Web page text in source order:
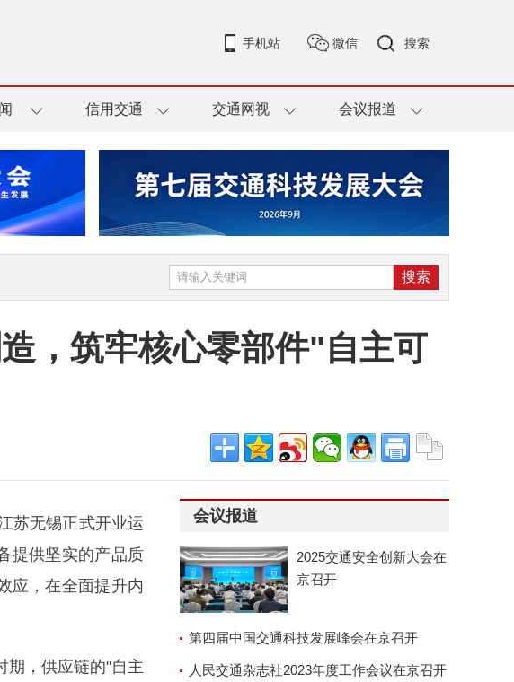
手机站 微信 搜索
信用交通 交通网视 会议报道
，筑牢核心零部件"自主可
苏无锡正式开业运
提供坚实的产品质
应，在全面提升内
，供应链的"自主
会议报道
2025交通安全创新大会在
京召开
第四届中国交通科技发展峰会在京召开
人民交通杂志社2023年度工作会议在京召开